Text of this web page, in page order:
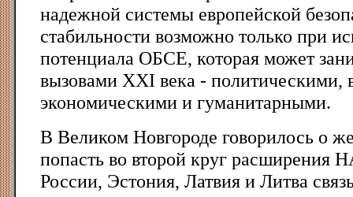
надежной системы европейской
стабильности возможно только при
потенциала ОБСЕ, которая может
вызовами XXI века - политическими,
экономическими и гуманитарными.
В Великом Новгороде говорилось о
попасть во второй круг расширения
России, Эстония, Латвия и Литва